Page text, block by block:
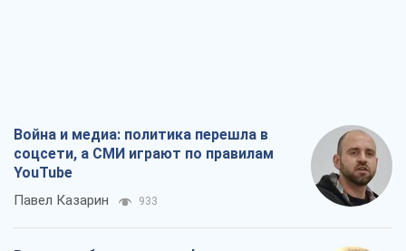
Война и медиа: политика перешла в
соцсети, а СМИ играют по правилам
YouTube
Павел Казарин 933